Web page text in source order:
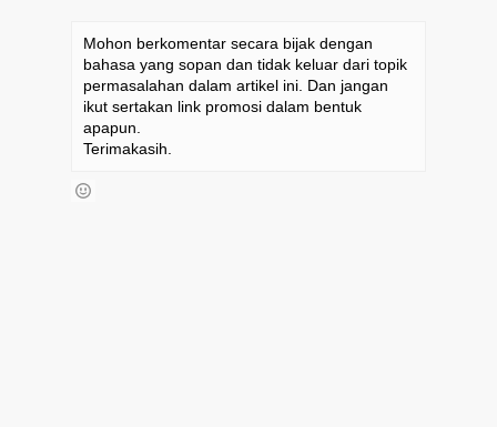
Mohon berkomentar secara bijak dengan
bahasa yang sopan dan tidak keluar dari topik
permasalahan dalam artikel ini. Dan jangan
ikut sertakan link promosi dalam bentuk
apapun.
Terimakasih.